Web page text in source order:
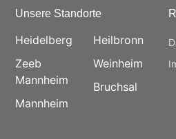
Unsere Standorte
Heidelberg
Zeeb
Mannheim
Mannheim
Heilbronn
Weinheim
Bruchsal